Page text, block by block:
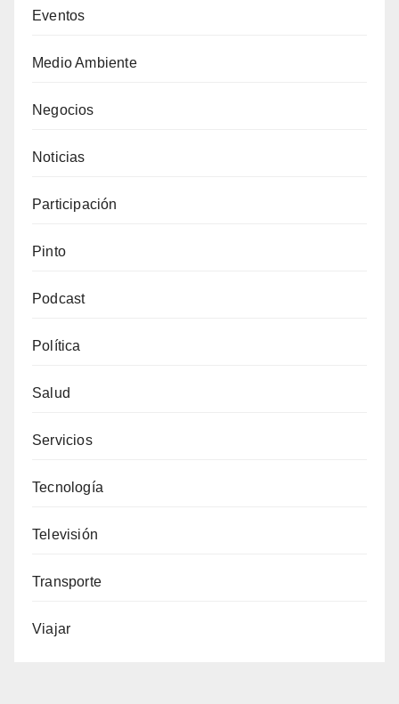
Eventos
Medio Ambiente
Negocios
Noticias
Participación
Pinto
Podcast
Política
Salud
Servicios
Tecnología
Televisión
Transporte
Viajar